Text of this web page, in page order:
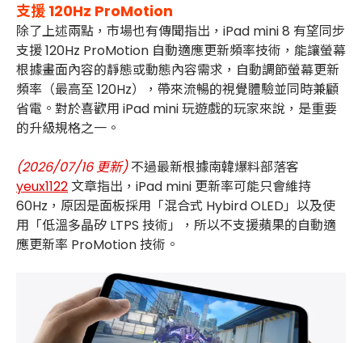
支援 120Hz ProMotion
除了上述兩點，市場也有傳聞指出，iPad mini 8 有望同步
支援 120Hz ProMotion 自動適應更新頻率技術，能讓螢幕
根據畫面內容的靜態或動態內容需求，自動調節螢幕更新
頻率（最高至 120Hz），帶來流暢的視覺體驗並同時兼顧
省電 。對於喜歡用 iPad mini 玩遊戲的玩家來說，是重要
的升級規格之一。
(2026/07/16 更新)不過最新根據南韓爆料部落客
yeux1122文章指出，iPad mini 更新率可能只會維持
60Hz，原因是面板採用「混合式 Hybird OLED」以及使
用「低溫多晶矽 LTPS 技術」，所以不支援蘋果的自動適
應更新率 ProMotion 技術。